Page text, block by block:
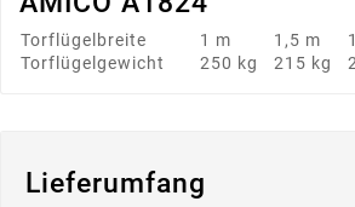
Torflügelbreite 1 m 1,5 m
Torflügelgewicht
250 kg 215 kg
Lieferumfang